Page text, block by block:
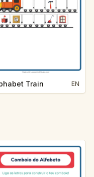
Train EN